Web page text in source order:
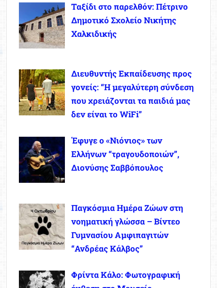
Ταξίδι στο παρελθόν: Πέτρινο
Δημοτικό Σχολείο Νικήτης
Χαλκιδικής
Διευθυντής Εκπαίδευσης προς
γονείς: “Η μεγαλύτερη σύνδεση
που χρειάζονται τα παιδιά μας
δεν είναι το WiFi”
Έφυγε ο «Νιόνιος» των
Ελλήνων “τραγουδοποιών”,
Διονύσης Σαββόπουλος
Παγκόσμια Ημέρα Ζώων στη
νοηματική γλώσσα – Βίντεο
Γυμνασίου Αμφιπαγιτών
“Ανδρέας Κάλβος”
Φρίντα Κάλο: Φωτογραφική